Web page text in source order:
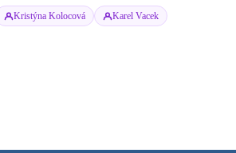
Kristýna Kolocová Karel Vacek